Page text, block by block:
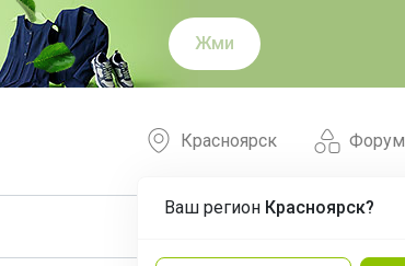
Жми
Форум
Красноярск
Ваш регион Красноярск?